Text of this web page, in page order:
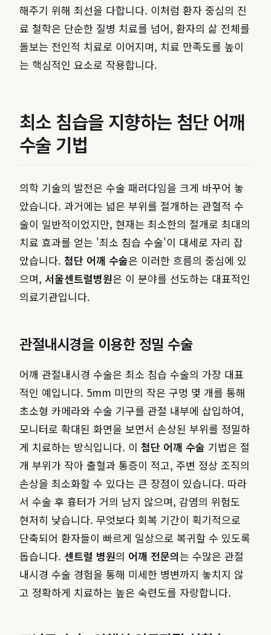
해주기 위해 최선을 다합니다. 이처럼 환자 중심의 진
료 철학은 단순한 질병 치료를 넘어, 환자의 삶 전체를
돌보는 전인적 치료로 이어지며, 치료 만족도를 높이
는 핵심적인 요소로 작용합니다.
최소 침습을 지향하는 첨단 어깨
수술 기법
의학 기술의 발전은 수술 패러다임을 크게 바꾸어 놓
았습니다. 과거에는 넓은 부위를 절개하는 관혈적 수
술이 일반적이었지만, 현재는 최소한의 절개로 최대의
치료 효과를 얻는 '최소 침습 수술'이 대세로 자리 잡
았습니다. 첨단 어깨 수술은 이러한 흐름의 중심에 있
으며, 서울센트럴병원은 이 분야를 선도하는 대표적인
의료기관입니다.
관절내시경을 이용한 정밀 수술
어깨 관절내시경 수술은 최소 침습 수술의 가장 대표
적인 예입니다. 5mm 미만의 작은 구멍 몇 개를 통해
초소형 카메라와 수술 기구를 관절 내부에 삽입하여,
모니터로 확대된 화면을 보면서 손상된 부위를 정밀하
게 치료하는 방식입니다. 이 첨단 어깨 수술 기법은 절
개 부위가 작아 출혈과 통증이 적고, 주변 정상 조직의
손상을 최소화할 수 있다는 큰 장점이 있습니다. 따라
서 수술 후 흉터가 거의 남지 않으며, 감염의 위험도
현저히 낮습니다. 무엇보다 회복 기간이 획기적으로
단축되어 환자들이 빠르게 일상으로 복귀할 수 있도록
돕습니다. 센트럴 병원의 어깨 전문의는 수많은 관절
내시경 수술 경험을 통해 미세한 병변까지 놓치지 않
고 정확하게 치료하는 높은 숙련도를 자랑합니다.